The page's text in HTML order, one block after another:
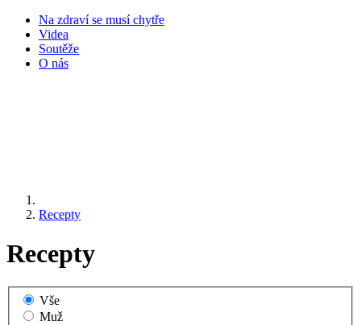
Na zdraví se musí chytře
Videa
Soutěže
O nás
Recepty
Recepty
Vše
Muž